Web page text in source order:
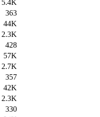
5.4K
363
44K
2.3K
428
57K
2.7K
357
42K
2.3K
330